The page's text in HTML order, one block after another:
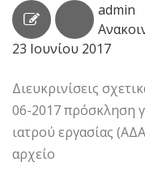
admin
23 Ιουνίου 2017
Διευκρινίσεις
06-2017 πρόσκληση
ιατρού εργασίας
αρχείο